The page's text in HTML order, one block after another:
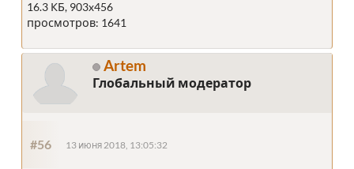
16.3 КБ, 903x456
просмотров: 1641
Artem
Глобальный модератор
#56 13 июня 2018, 13:05:32